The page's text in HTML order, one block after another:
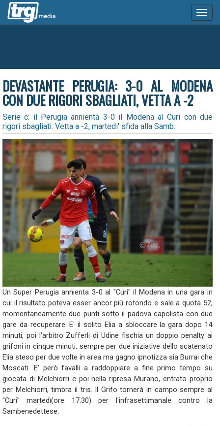
DEVASTANTE PERUGIA: 3-0 AL MODENA
CON DUE RIGORI SBAGLIATI, VETTA A -2
Serie c: il Perugia annienta 3-0 il Modena al Curi con due
rigori sbagliati. Vetta a -2, martedi' sfida alla Samb.
Un Super Perugia annienta 3-0 al "Curi" il Modena in una gara in
cui il risultato poteva esser ancor più rotondo e sale a quota 52,
momentaneamente due punti sotto il padova capolista con due
gare da recuperare. E' il solito Elia a sbloccare la gara dopo 14
minuti, poi l'arbitro Zufferli di Udine fischia un doppio penalty ai
grifoni in cinque minuti, sempre per due iniziative dello scatenato
Elia steso per due volte in area ma gagno ipnotizza sia Burrai che
Moscati. E' però favalli a raddoppiare a fine primo tempo su
giocata di Melchiorri e poi nella ripresa Murano, entrato proprio
per Melchiorri, timbra il tris. Il Grifo tornerà in campo sempre al
"Curi" martedì(ore 17.30) per l'infrasettimanale contro la
Sambenedettese.